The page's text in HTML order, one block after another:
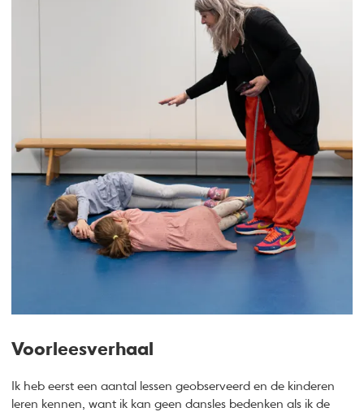
Voorleesverhaal
Ik heb eerst een aantal lessen geobserveerd en de kinderen
leren kennen, want ik kan geen dansles bedenken als ik de